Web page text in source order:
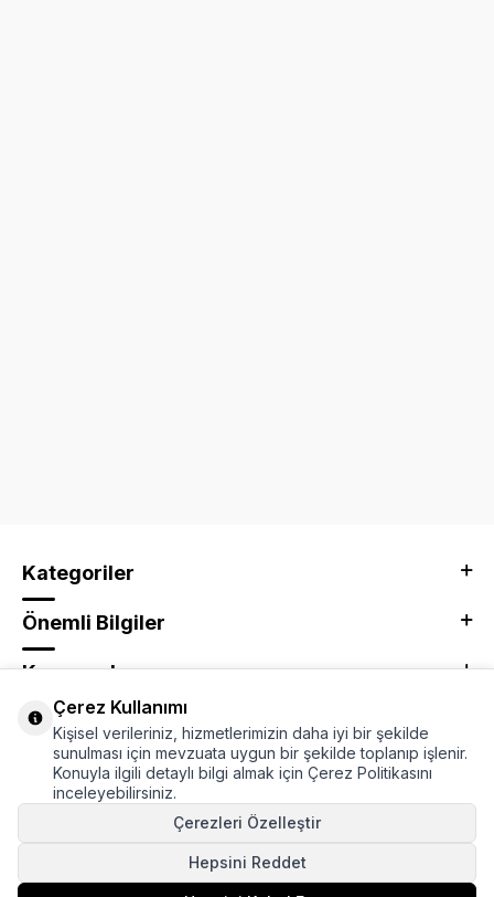
Kategoriler
Önemli Bilgiler
Kurumsal
Adres & İletişim
Çerez Kullanımı
Kişisel verileriniz, hizmetlerimizin daha iyi bir şekilde
sunulması için mevzuata uygun bir şekilde toplanıp işlenir.
Konuyla ilgili detaylı bilgi almak için Çerez Politikasını
inceleyebilirsiniz.
Çerezleri Özelleştir
Hepsini Reddet